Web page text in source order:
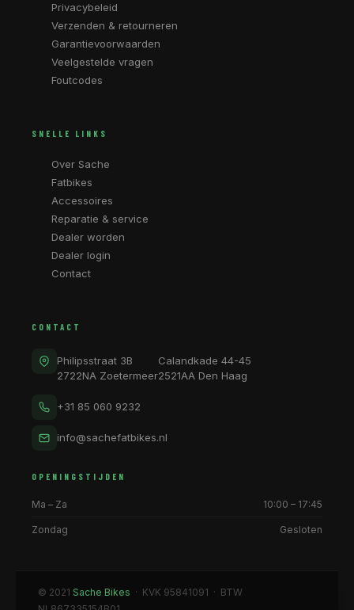
Privacybeleid
Verzenden & retourneren
Garantievoorwaarden
Veelgestelde vragen
Foutcodes
SNELLE LINKS
Over Sache
Fatbikes
Accessoires
Reparatie & service
Dealer worden
Dealer login
Contact
CONTACT
Philipsstraat 3B
2722NA Zoetermeer
Calandkade 44-45
2521AA Den Haag
+31 85 060 9232
info@sachefatbikes.nl
OPENINGSTIJDEN
Ma – Za 10:00 – 17:45
Zondag Gesloten
© 2021 Sache Bikes · KVK 95841091 · BTW